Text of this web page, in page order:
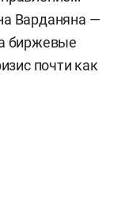
Варданяна —
биржевые
почти как